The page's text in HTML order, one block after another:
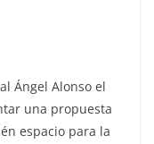
Ángel Alonso el
una propuesta
espacio para la